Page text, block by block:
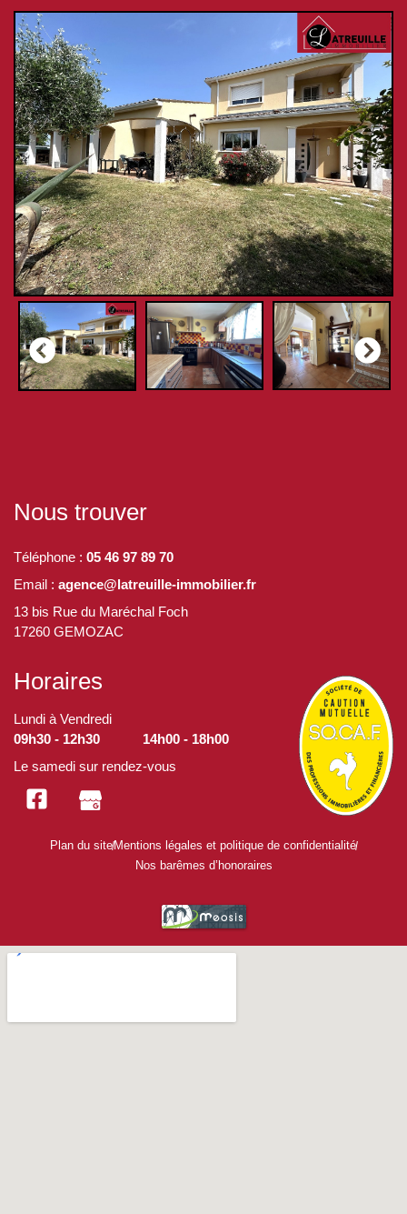
Nous trouver
Téléphone : 05 46 97 89 70
Email : agence@latreuille-immobilier.fr
13 bis Rue du Maréchal Foch
17260 GEMOZAC
Horaires
Lundi à Vendredi
09h30 - 12h30
14h00 - 18h00
Le samedi sur rendez-vous
Plan du siteMentions légales et politique de confidentialité
Nos barêmes d’honoraires